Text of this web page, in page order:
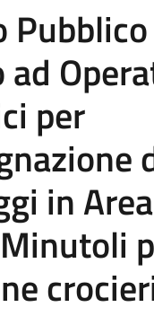
Pubblico
per
in Area